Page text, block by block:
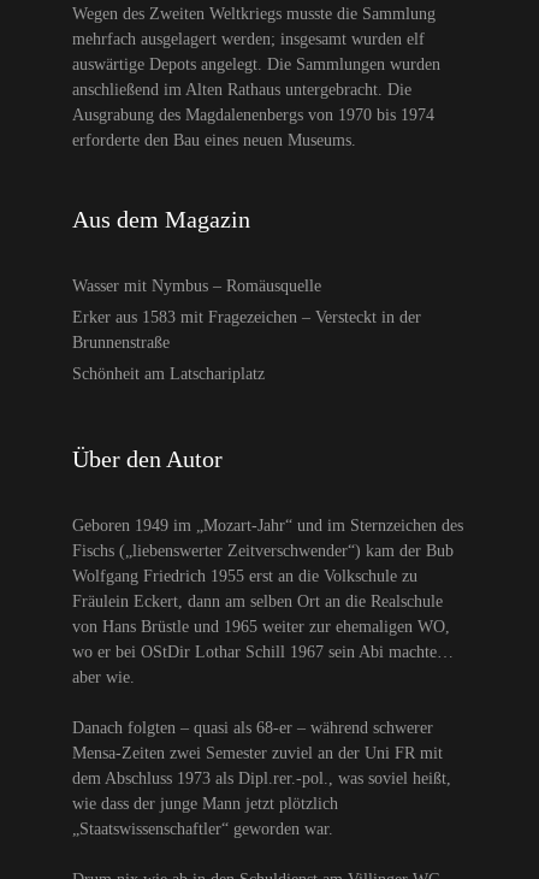
Wegen des Zweiten Weltkriegs musste die Sammlung
mehrfach ausgelagert werden; insgesamt wurden elf
auswärtige Depots angelegt. Die Sammlungen wurden
anschließend im Alten Rathaus untergebracht. Die
Ausgrabung des Magdalenenbergs von 1970 bis 1974
erforderte den Bau eines neuen Museums.
Aus dem Magazin
Wasser mit Nymbus – Romäusquelle
Erker aus 1583 mit Fragezeichen – Versteckt in der
Brunnenstraße
Schönheit am Latschariplatz
Über den Autor
Geboren 1949 im „Mozart-Jahr“ und im Sternzeichen des
Fischs („liebenswerter Zeitverschwender“) kam der Bub
Wolfgang Friedrich 1955 erst an die Volkschule zu
Fräulein Eckert, dann am selben Ort an die Realschule
von Hans Brüstle und 1965 weiter zur ehemaligen WO,
wo er bei OStDir Lothar Schill 1967 sein Abi machte…
aber wie.
Danach folgten – quasi als 68-er – während schwerer
Mensa-Zeiten zwei Semester zuviel an der Uni FR mit
dem Abschluss 1973 als Dipl.rer.-pol., was soviel heißt,
wie dass der junge Mann jetzt plötzlich
„Staatswissenschaftler“ geworden war.